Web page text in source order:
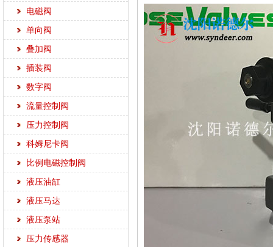
电磁阀
单向阀
叠加阀
插装阀
数字阀
流量控制阀
压力控制阀
科姆尼卡阀
比例电磁控制阀
液压油缸
液压马达
液压泵站
压力传感器